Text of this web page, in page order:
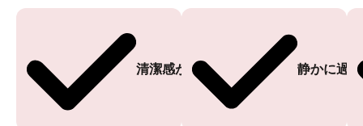
清潔感がある 静かに過